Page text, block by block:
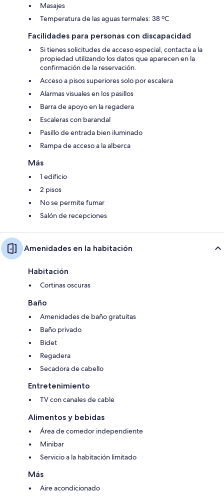
Masajes
Temperatura de las aguas termales: 38 ºC
Facilidades para personas con discapacidad
Si tienes solicitudes de acceso especial, contacta a la
propiedad utilizando los datos que aparecen en la
confirmación de la reservación.
Acceso a pisos superiores solo por escalera
Alarmas visuales en los pasillos
Barra de apoyo en la regadera
Escaleras con barandal
Pasillo de entrada bien iluminado
Rampa de acceso a la alberca
Más
1 edificio
2 pisos
No se permite fumar
Salón de recepciones
Amenidades en la habitación
Habitación
Cortinas oscuras
Baño
Amenidades de baño gratuitas
Baño privado
Bidet
Regadera
Secadora de cabello
Entretenimiento
TV con canales de cable
Alimentos y bebidas
Área de comedor independiente
Minibar
Servicio a la habitación limitado
Más
Aire acondicionado